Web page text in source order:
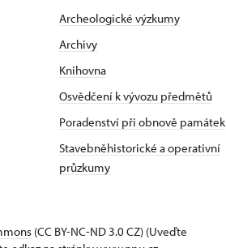
Archeologické výzkumy
Archivy
Knihovna
Osvědčení k vývozu předmětů
Poradenství při obnově památek
Stavebněhistorické a operativní
průzkumy
(CC BY-NC-ND 3.0 CZ) (Uveďte